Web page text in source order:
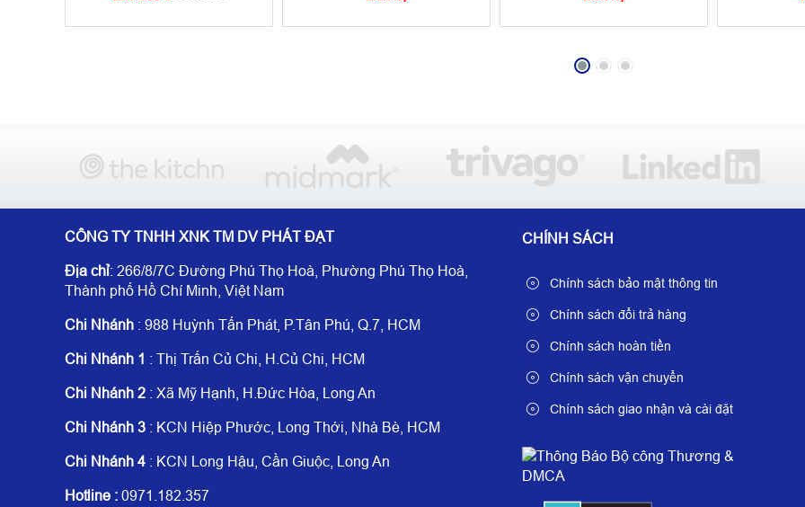
CÔNG TY TNHH XNK TM DV PHÁT ĐẠT
Địa chỉ: 266/8/7C Đường Phú Thọ Hoà, Phường Phú Thọ Hoà,
Thành phố Hồ Chí Minh, Việt Nam
Chi Nhánh : 988 Huỳnh Tấn Phát, P.Tân Phú, Q.7, HCM
Chi Nhánh 1 : Thị Trấn Củ Chi, H.Củ Chi, HCM
Chi Nhánh 2 : Xã Mỹ Hạnh, H.Đức Hòa, Long An
Chi Nhánh 3 : KCN Hiệp Phước, Long Thới, Nhà Bè, HCM
Chi Nhánh 4 : KCN Long Hậu, Cần Giuộc, Long An
Hotline : 0971.182.357
CHÍNH SÁCH
Chính sách bảo mật thông tin
Chính sách đổi trả hàng
Chính sách hoàn tiền
Chính sách vận chuyển
Chính sách giao nhận và cài đặt